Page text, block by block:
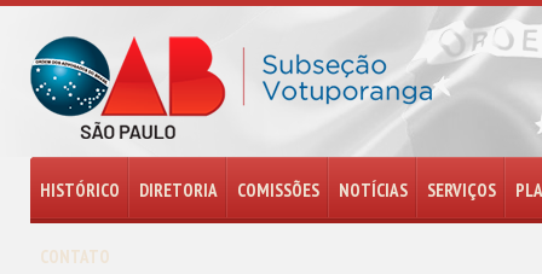
HISTÓRICO DIRETORIA COMISSÕES NOTÍCIAS SERVIÇOS
CONTATO